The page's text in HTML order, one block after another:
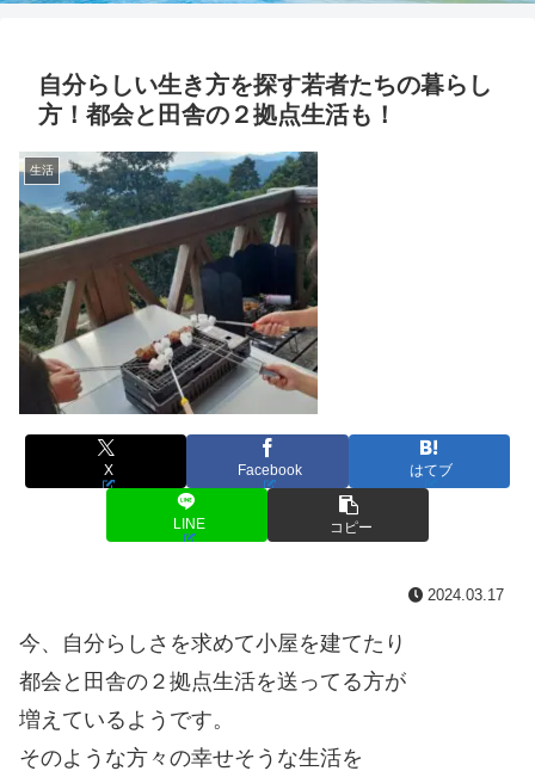
自分らしい生き方を探す若者たちの暮らし
方！都会と田舎の２拠点生活も！
生活
X Facebook はてブ
LINE コピー
2024.03.17
今、自分らしさを求めて小屋を建てたり
都会と田舎の２拠点生活を送ってる方が
増えているようです。
そのような方々の幸せそうな生活を